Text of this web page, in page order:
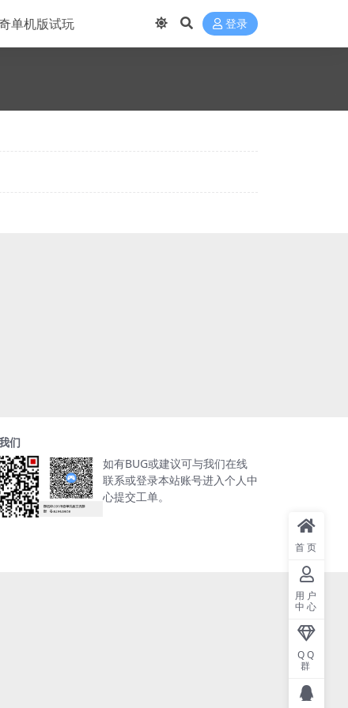
单机版试玩 登录
们
如有BUG或建议可与我们在线
联系或登录本站账号进入个人中
心提交工单。
首页
用户
中心
QQ
群